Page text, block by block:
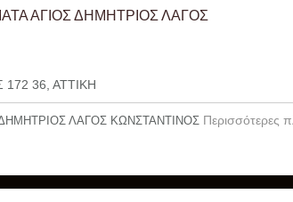
ΑΓΙΟΣ ΔΗΜΗΤΡΙΟΣ ΛΑΓΟΣ
172 36, ΑΤΤΙΚΗ
ΛΑΓΟΣ ΚΩΝΣΤΑΝΤΙΝΟΣ Περισσότερες